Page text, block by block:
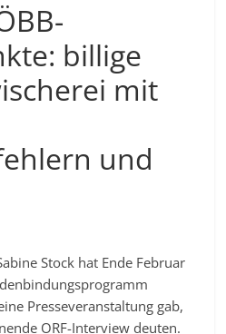
billige
mit
und
Stock hat Ende Februar
Presseveranstaltung gab,
ORF-Interview deuten.